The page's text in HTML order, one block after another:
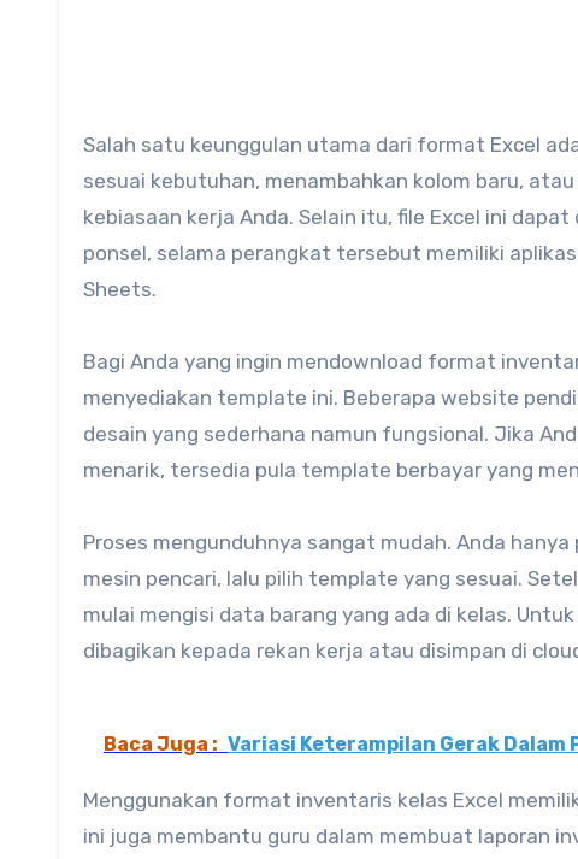
Salah satu keunggulan utama dari format Excel
sesuai kebutuhan, menambahkan kolom baru,
kebiasaan kerja Anda. Selain itu, file Excel ini
ponsel, selama perangkat tersebut memiliki
Sheets.
Bagi Anda yang ingin mendownload format
menyediakan template ini. Beberapa website
desain yang sederhana namun fungsional. Jika
menarik, tersedia pula template berbayar yang
Proses mengunduhnya sangat mudah. Anda
mesin pencari, lalu pilih template yang sesuai.
mulai mengisi data barang yang ada di kelas.
dibagikan kepada rekan kerja atau disimpan di
Baca Juga : Variasi Keterampilan Gerak Dalam
Menggunakan format inventaris kelas Excel
ini juga membantu guru dalam membuat laporan